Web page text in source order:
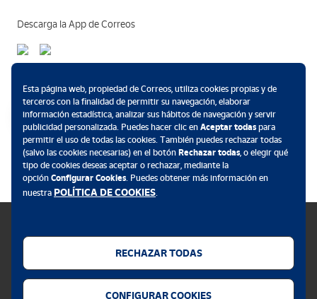
Descarga la App de Correos
Política de cookies
Esta página web, propiedad de Correos, utiliza cookies propias y de
terceros con la finalidad de permitir su navegación, elaborar
información estadística, analizar sus hábitos de navegación y servir
publicidad personalizada. Puedes hacer clic en Aceptar todaspara
permitir el uso de todas las cookies. También puedes rechazar todas
(salvo las cookies necesarias) en el botón Rechazar todas, o elegir qué
tipo de cookies deseas aceptar o rechazar, mediante la
opción Configurar Cookies. Puedes obtener más información en
nuestra POLÍTICA DE COOKIES.
RECHAZAR TODAS
CONFIGURAR COOKIES